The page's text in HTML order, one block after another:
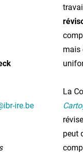
ire.be
mais
La
peut